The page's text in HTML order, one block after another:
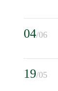
04/06
19/05